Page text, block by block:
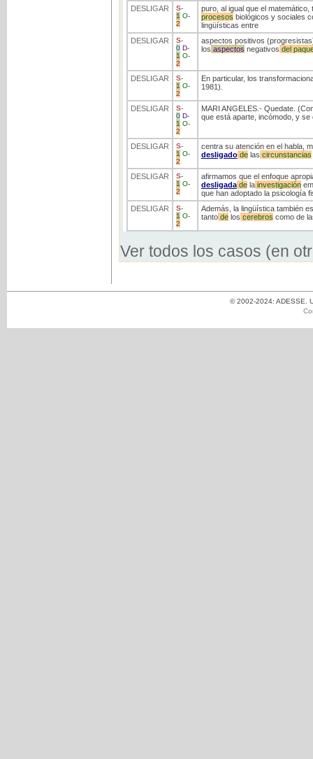
DESLIGAR S-
1 O-
2
puro, al igual que el
procesos biológicos y sociales
lingüísticas entre
DESLIGAR
S-
0 D-
1 O-
2
aspectos positivos
los aspectos negativos del
DESLIGAR S-
1 O-
2
En particular, los
1981).
DESLIGAR S-
0 D-
1 O-
2
MARI ANGELES.- Quedate.
que está aparte, incómodo, y se
DESLIGAR S-
1 O-
2
centra su atención en el habla,
desligadodelas circunstancias
DESLIGAR S-
1 O-
2
afirmamos que el enfoque
desligadadelainvestigación
que han adoptado la psicología
DESLIGAR
S-
1 O-
2
Además, la lingüística también
tantodelos cerebros como de
Ver todos los casos (en
© 2002-2024: ADESSE.